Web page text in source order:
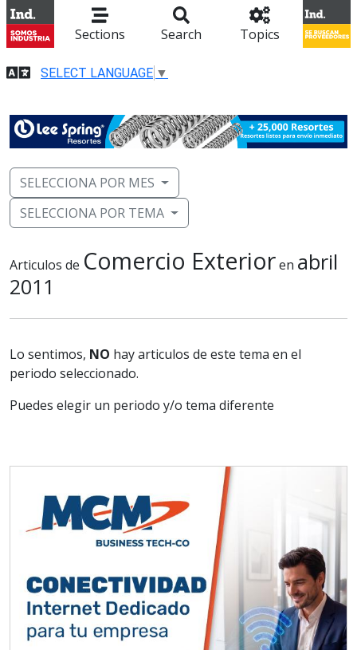
Sections Search Topics
SELECT LANGUAGE ▼
SELECCIONA POR MES
SELECCIONA POR TEMA
Articulos de Comercio Exterioren abril
2011
Lo sentimos, NO hay articulos de este tema en el
periodo seleccionado.
Puedes elegir un periodo y/o tema diferente